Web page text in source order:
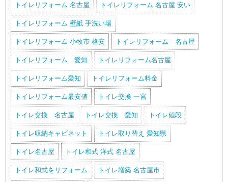
トイレリフォーム 名古屋 トイレリフォーム 名古屋 安い
トイレリフォーム 壁紙 手洗い場
トイレリフォーム 小牧市 格安 トイレリフォーム 名古屋
トイレリフォーム 愛知 トイレリフォーム名古屋
トイレリフォーム愛知 トイレリフォーム料金
トイレリフォーム最安値 トイレ交換 一宮
トイレ交換 名古屋 トイレ交換 愛知 トイレ値段
トイレ収納キャビネット トイレ取り替え 愛知県
トイレ名古屋 トイレ和式 洋式 名古屋
トイレ和式をリフォーム トイレ増築 名古屋市